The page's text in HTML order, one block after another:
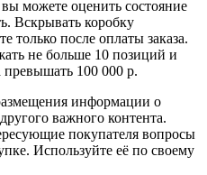
можете оценить состояние
Вскрывать коробку
только после оплаты заказа.
не больше 10 позиций и
превышать 100 000 р.
информации о
важного контента.
покупателя вопросы
Используйте её по своему